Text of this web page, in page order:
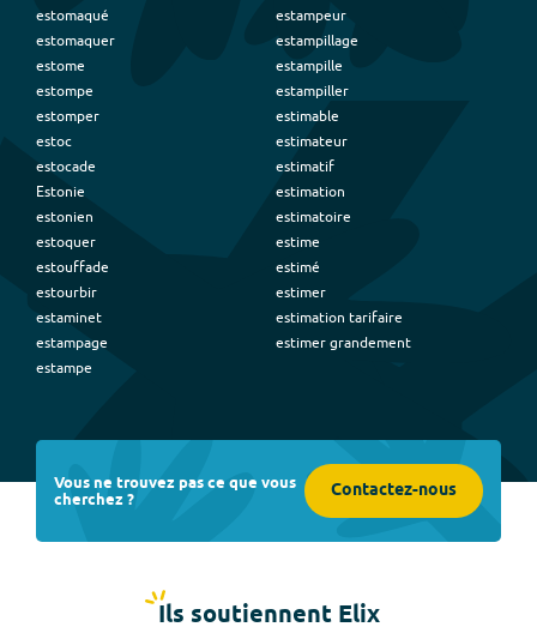
estomaqué
estomaquer
estome
estompe
estomper
estoc
estocade
Estonie
estonien
estoquer
estouffade
estourbir
estaminet
estampage
estampe
estampeur
estampillage
estampille
estampiller
estimable
estimateur
estimatif
estimation
estimatoire
estime
estimé
estimer
estimation tarifaire
estimer grandement
Vous ne trouvez pas ce que vous
cherchez ? Contactez-nous
Ils soutiennent Elix